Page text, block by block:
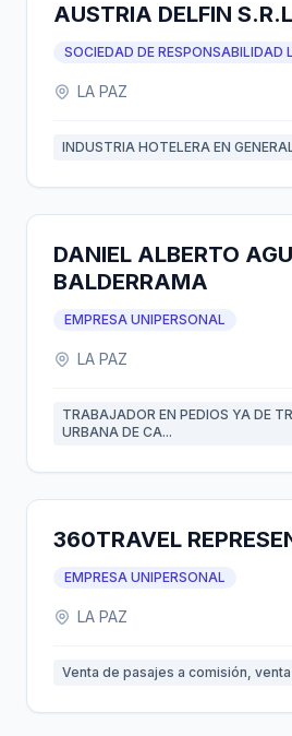
AUSTRIA DELFIN
SOCIEDAD DE RESPONSABILIDAD
LA PAZ
INDUSTRIA HOTELERA EN
DANIEL ALBERTO
BALDERRAMA
EMPRESA UNIPERSONAL
LA PAZ
TRABAJADOR EN PEDIOS YA DE
URBANA DE CA...
360TRAVEL
EMPRESA UNIPERSONAL
LA PAZ
Venta de pasajes a comisión,